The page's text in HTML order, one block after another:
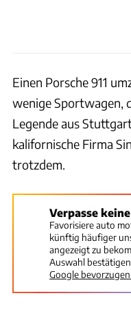
Einen Porsche 911
wenige Sportwagen,
Legende aus
kalifornische Firma
trotzdem.
Verpasse
Favorisiere auto
künftig häufiger
angezeigt zu
Auswahl
Google bevorzugen.